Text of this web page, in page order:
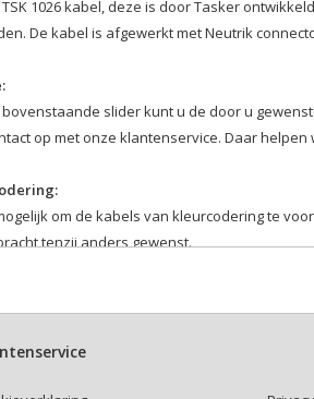
1026 kabel, deze is door Tasker
De kabel is afgewerkt met Neutrik
slider kunt u de door u
op met onze klantenservice. Daar helpen
om de kabels van kleurcodering te
tenzij anders gewenst.
hierboven of u een kabelbinder bij uw
kabelbinders zijn makkelijk en